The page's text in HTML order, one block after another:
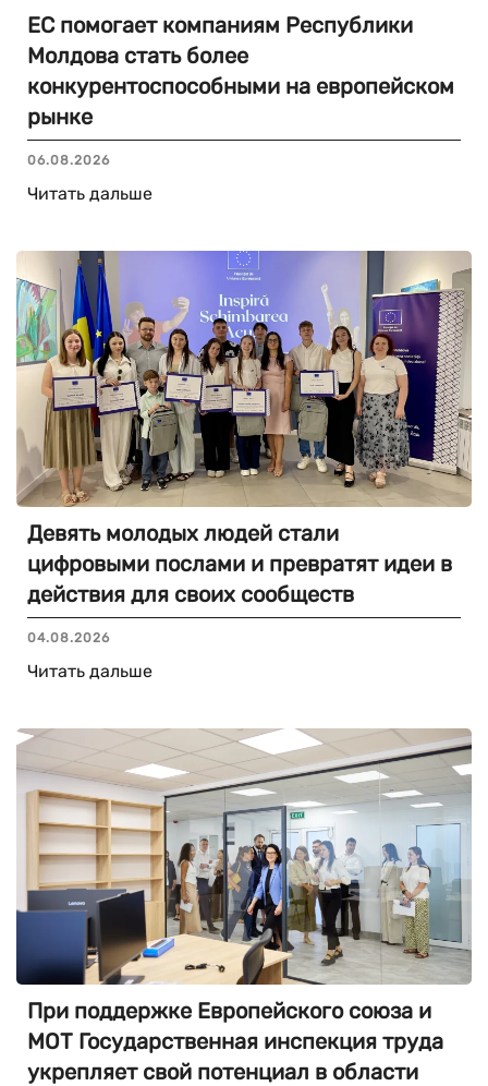
ЕС помогает компаниям Республики
Молдова стать более
конкурентоспособными на европейском
рынке
06.08.2026
Читать дальше
Девять молодых людей стали
цифровыми послами и превратят идеи в
действия для своих сообществ
04.08.2026
Читать дальше
При поддержке Европейского союза и
МОТ Государственная инспекция труда
укрепляет свой потенциал в области